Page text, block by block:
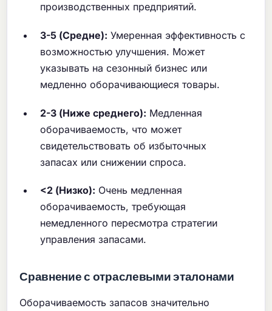
производственных предприятий.
3-5 (Средне): Умеренная эффективность с
возможностью улучшения. Может
указывать на сезонный бизнес или
медленно оборачивающиеся товары.
2-3 (Ниже среднего): Медленная
оборачиваемость, что может
свидетельствовать об избыточных
запасах или снижении спроса.
<2 (Низко): Очень медленная
оборачиваемость, требующая
немедленного пересмотра стратегии
управления запасами.
Сравнение с отраслевыми эталонами
Оборачиваемость запасов значительно